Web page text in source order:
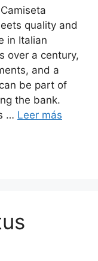
quality and
in Italian
over a century,
and a
be part of
the bank.
… Leer más